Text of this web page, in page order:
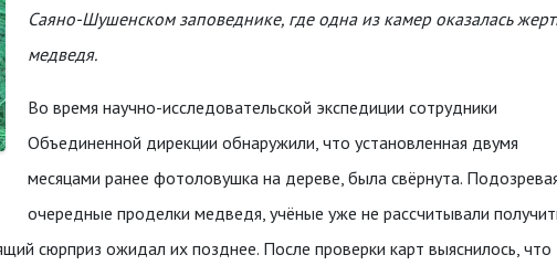
Саяно-Шушенском заповеднике, где одна из камер оказалась
медведя.
Во время научно-исследовательской экспедиции сотрудники
Объединенной дирекции обнаружили, что установленная двумя
месяцами ранее фотоловушка на дереве, была свёрнута.
очередные проделки медведя, учёные уже не рассчитывали
сюрприз ожидал их позднее. После проверки карт выяснилось, что